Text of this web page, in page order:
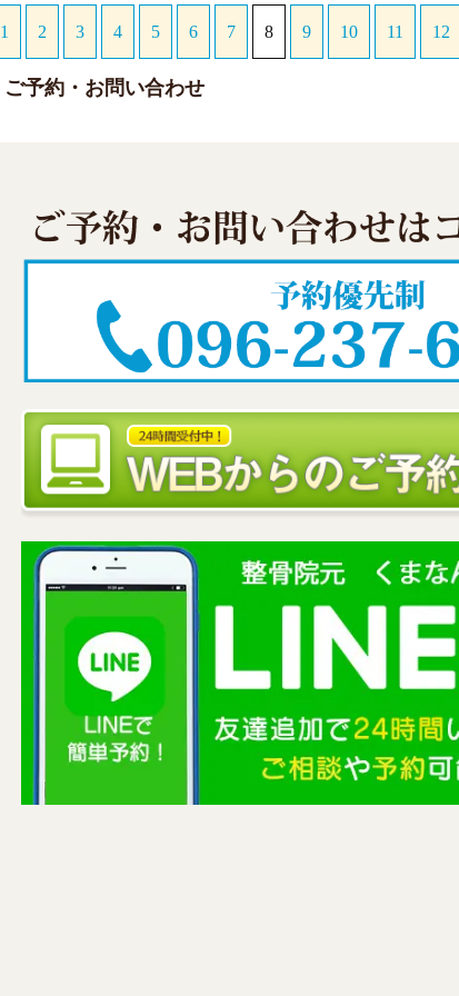
1 2 3 4 5 6 7 8 9 10 11 12
ご予約・お問い合わせ